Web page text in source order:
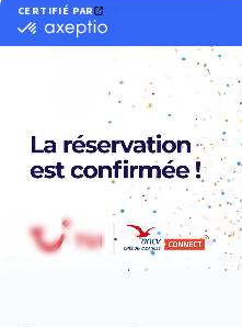
Océan Indien